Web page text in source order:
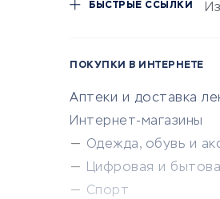
БЫСТРЫЕ ССЫЛКИ
ПОКУПКИ В ИНТЕРНЕТЕ
Аптеки и доставка
Интернет-магазины
Одежда, обувь и
Цифровая и
Спорт